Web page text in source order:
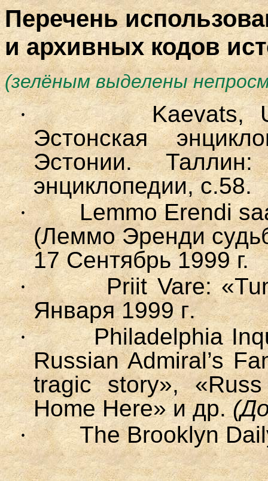
Перечень
и архивных кодов
(зелёным выделены
·
Kaevats,
Эстонская
Эстонии. Таллин:
энциклопедии, с.58.
·
Lemmo Erendi
(Леммо Эренди
17 Сентябрь 1999 г.
·
Priit Vare:
Января1999г.
·
Philadelphia
Russian Admiral’s
tragic story»,
Home Here»и др.(
·
The Brooklyn